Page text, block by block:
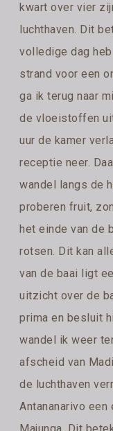
kwart over vier
luchthaven. Dit
volledige dag
strand voor een
ga ik terug naar
de vloeistoffen
uur de kamer
receptie neer.
wandel langs de
proberen fruit,
het einde van de
rotsen. Dit kan
van de baai ligt
uitzicht over de
prima en besluit
wandel ik weer
afscheid van
de luchthaven
Antananarivo